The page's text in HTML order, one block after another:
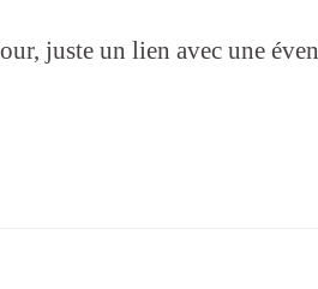
juste un lien avec une